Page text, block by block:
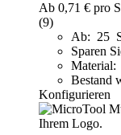
Ab 0,71 € pro
(9)
Ab: 25
Sparen
Material:
Bestand
Konfigurieren